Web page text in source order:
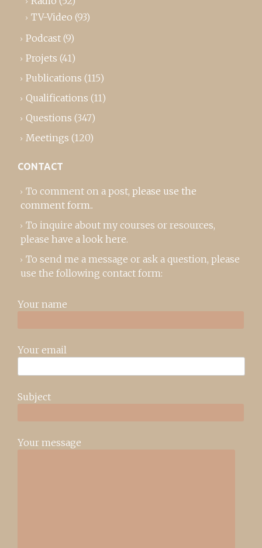
TV-Video (93)
Podcast (9)
Projets (41)
Publications (115)
Qualifications (11)
Questions (347)
Meetings (120)
CONTACT
To comment on a post, please use the
comment form..
To inquire about my courses or resources,
please have a look here.
To send me a message or ask a question, please
use the following contact form:
Your name
Your email
Subject
Your message